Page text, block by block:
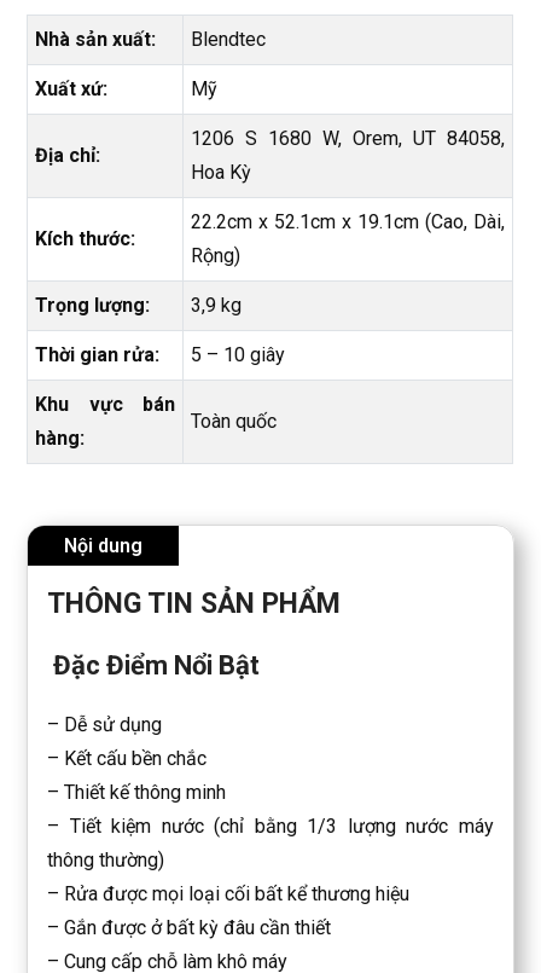
Nội dung
THÔNG TIN SẢN PHẨM
Đặc Điểm Nổi Bật
– Dễ sử dụng
– Kết cấu bền chắc
– Thiết kế thông minh
– Tiết kiệm nước (chỉ bằng 1/3 lượng nước máy
thông thường)
– Rửa được mọi loại cối bất kể thương hiệu
– Gắn được ở bất kỳ đâu cần thiết
– Cung cấp chỗ làm khô máy
Nhà sản xuất: Blendtec
Xuất xứ: Mỹ
Địa chỉ:
1206 S 1680 W, Orem, UT 84058,
Hoa Kỳ
Kích thước:
22.2cm x 52.1cm x 19.1cm (Cao, Dài,
Rộng)
Trọng lượng: 3,9 kg
Thời gian rửa: 5 – 10 giây
Khu vực bán
hàng:
Toàn quốc